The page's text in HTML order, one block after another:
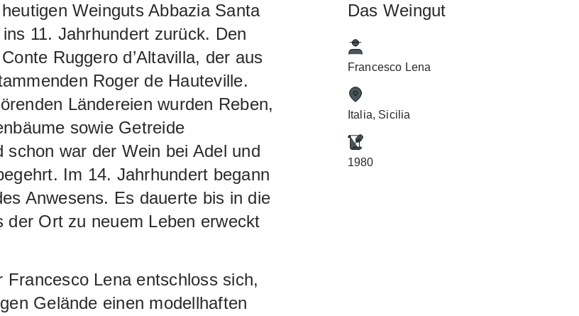
Art.
Weinguts Abbazia Santa
11. Jahrhundert zurück. Den
Ruggero d’Altavilla, der aus
Roger de Hauteville.
Ländereien wurden Reben,
sowie Getreide
schon war der Wein bei Adel und
Im 14. Jahrhundert begann
Anwesens. Es dauerte bis in die
der Ort zu neuem Leben erweckt
Francesco Lena entschloss sich,
Gelände einen modellhaften
Das Weingut
Francesco Lena
Italia, Sicilia
1980